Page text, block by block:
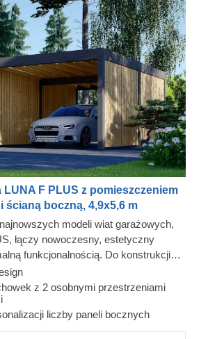
LUNA F PLUS z pomieszczeniem
ścianą boczną, 4,9x5,6 m
modeli wiat garażowych,
łączy nowoczesny, estetyczny
funkcjonalnością. Do konstrukcji
na dwie osobne strefy z
po przeciwnych stronach.
z dwiema bocznymi ściankami
schronienie dla Twojego pojazdu,
go przed trudnymi warunkami
z 2 osobnymi przestrzeniami
liczby paneli bocznych